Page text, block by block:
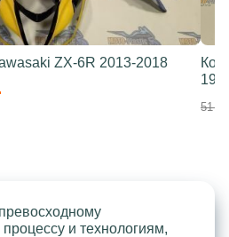
ZX-6R 2013-2018
51
и технологиям,